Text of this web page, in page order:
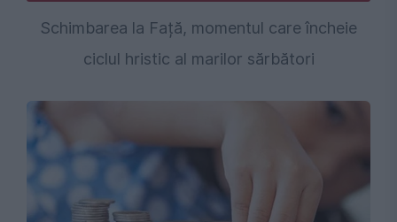
Schimbarea la Față, momentul care încheie
ciclul hristic al marilor sărbători